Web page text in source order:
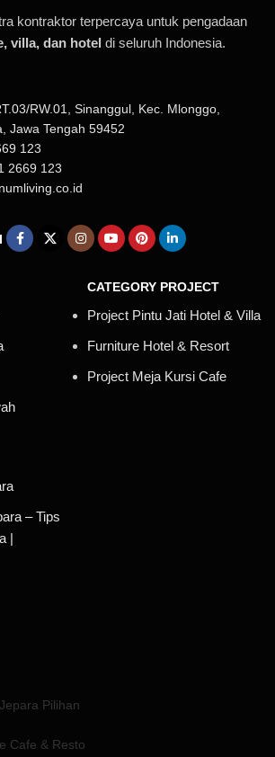
kontraktor terpercaya untuk pengadaan
villa, dan hotel di seluruh Indonesia.
RW.01, Sinanggul, Kec. Mlonggo,
Jawa Tengah 59452
123
2669 123
CATEGORY PROJECT
Project Pintu Jati Hotel & Villa
Furniture Hotel & Resort
Project Meja Kursi Cafe
– Tips
|
Pilihan
Cafe & Resto